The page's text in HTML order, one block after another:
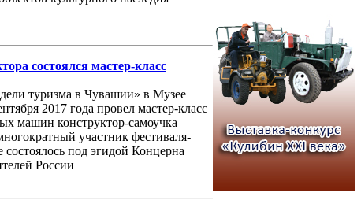
состоялся мастер-класс
туризма в Чувашии» в Музее
2017 года провел мастер-класс
машин конструктор-самоучка
участник фестиваля-
под эгидой Концерна
России